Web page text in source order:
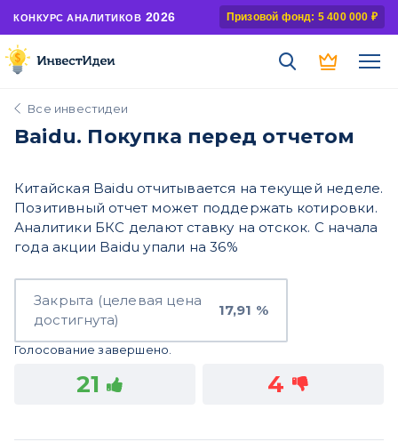
КОНКУРС АНАЛИТИКОВ 2026 Призовой фонд: 5 400 000 ₽
Все инвестидеи
Baidu. Покупка перед отчетом
Китайская Baidu отчитывается на текущей неделе.
Позитивный отчет может поддержать котировки.
Аналитики БКС делают ставку на отскок. С начала
года акции Baidu упали на 36%
Закрыта (целевая цена
достигнута)
17,91 %
Голосование завершено.
21 4